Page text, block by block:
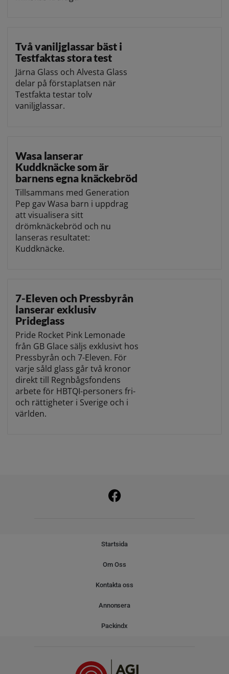
Två vaniljglassar bäst i
Testfaktas stora test
Järna Glass och Alvesta Glass
delar på förstaplatsen när
Testfakta testar tolv
vaniljglassar.
Wasa lanserar
Kuddknäcke som är
barnens egna knäckebröd
Tillsammans med Generation
Pep gav Wasa barn i uppdrag
att visualisera sitt
drömknäckebröd och nu
lanseras resultatet:
Kuddknäcke.
7-Eleven och Pressbyrån
lanserar exklusiv
Prideglass
Pride Rocket Pink Lemonade
från GB Glace säljs exklusivt hos
Pressbyrån och 7-Eleven. För
varje såld glass går två kronor
direkt till Regnbågsfondens
arbete för HBTQI-personers fri-
och rättigheter i Sverige och i
världen.
Startsida
Om Oss
Kontakta oss
Annonsera
Packindx